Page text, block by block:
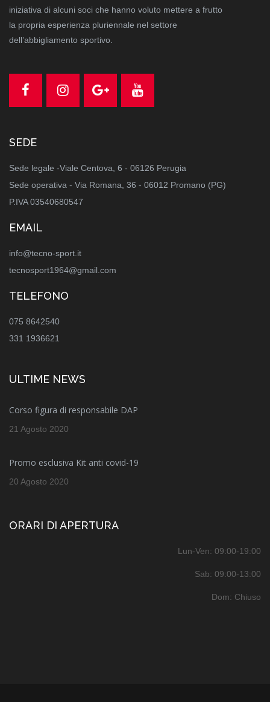
iniziativa di alcuni soci che hanno voluto mettere a frutto
la propria esperienza pluriennale nel settore
dell’abbigliamento sportivo.
SEDE
Sede legale -Viale Centova, 6 - 06126 Perugia
Sede operativa - Via Romana, 36 - 06012 Promano (PG)
P.IVA 03540680547
EMAIL
info@tecno-sport.it
tecnosport1964@gmail.com
TELEFONO
075 8642540
331 1936621
ULTIME NEWS
Corso figura di responsabile DAP
21 Agosto 2020
Promo esclusiva Kit anti covid-19
20 Agosto 2020
ORARI DI APERTURA
Lun-Ven: 09:00-19:00
Sab: 09:00-13:00
Dom: Chiuso